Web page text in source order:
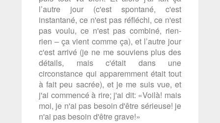
l’autre jour (c'est spontané, c'est
instantané, ce n'est pas réfléchi, ce n'est
pas voulu, ce n'est pas combiné, rien-
rien – ça vient comme ça), et l’autre jour
c'est arrivé (je ne me souviens plus des
détails, mais c'était dans une
circonstance qui apparemment était tout
à fait peu sacrée), et je me suis vue, et
j'ai commencé à rire; j'ai dit: «Voilà! mais
moi, je n'ai pas besoin d'être sérieuse! je
n'ai pas besoin d'être grave!»